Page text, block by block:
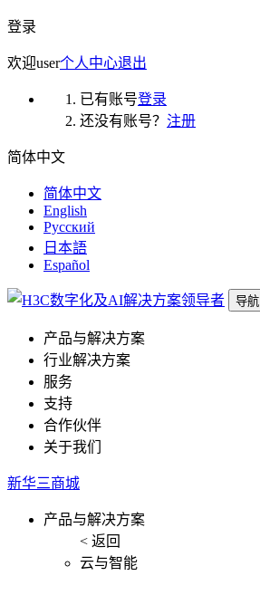
登录
欢迎user个人中心退出
已有账号登录
还没有账号？ 注册
简体中文
简体中文
English
Русский
日本語
Español
导航
产品与解决方案
行业解决方案
服务
支持
合作伙伴
关于我们
新华三商城
产品与解决方案
< 返回
云与智能